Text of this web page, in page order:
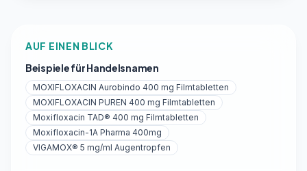
AUF EINEN BLICK
Beispiele für Handelsnamen
MOXIFLOXACIN Aurobindo 400 mg Filmtabletten
MOXIFLOXACIN PUREN 400 mg Filmtabletten
Moxifloxacin TAD® 400 mg Filmtabletten
Moxifloxacin-1A Pharma 400mg
VIGAMOX® 5 mg/ml Augentropfen